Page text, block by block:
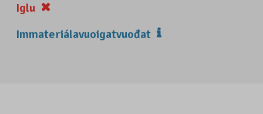
Iglu
Immateriálavuoigatvuođat